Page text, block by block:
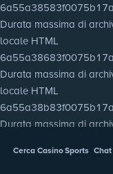
Durata massima di
locale HTML
Durata massima di
locale HTML
Durata massima di
CercaCasinoSports Chat